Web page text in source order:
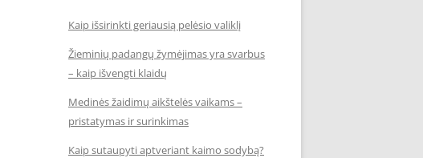
Kaip išsirinkti geriausią pelėsio valiklį
Žieminių padangų žymėjimas yra svarbus
– kaip išvengti klaidų
Medinės žaidimų aikštelės vaikams –
pristatymas ir surinkimas
Kaip sutaupyti aptveriant kaimo sodybą?